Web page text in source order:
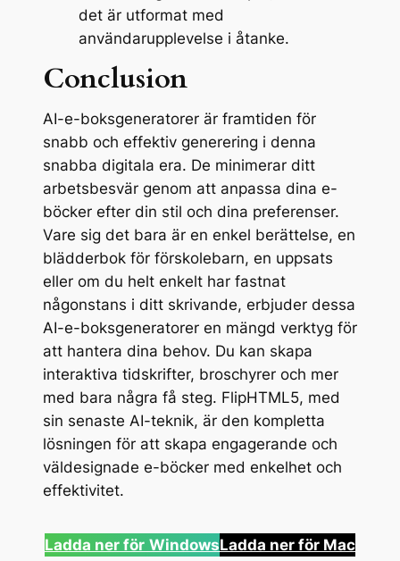
det är utformat med
användarupplevelse i åtanke.
Conclusion
AI-e-boksgeneratorer är framtiden för
snabb och effektiv generering i denna
snabba digitala era. De minimerar ditt
arbetsbesvär genom att anpassa dina e-
böcker efter din stil och dina preferenser.
Vare sig det bara är en enkel berättelse, en
blädderbok för förskolebarn, en uppsats
eller om du helt enkelt har fastnat
någonstans i ditt skrivande, erbjuder dessa
AI-e-boksgeneratorer en mängd verktyg för
att hantera dina behov. Du kan skapa
interaktiva tidskrifter, broschyrer och mer
med bara några få steg. FlipHTML5, med
sin senaste AI-teknik, är den kompletta
lösningen för att skapa engagerande och
väldesignade e-böcker med enkelhet och
effektivitet.
Ladda ner för WindowsLadda ner för Mac